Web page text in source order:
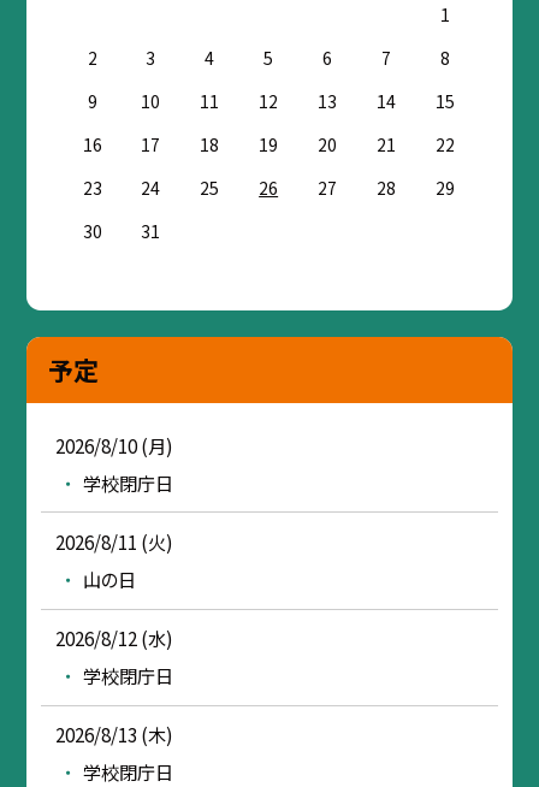
1
2
3 4 5 6 7
8
9
10 11 12 13 14
15
16
17 18 19 20 21
22
23
24 25 26 27 28
29
30
31
予定
2026/8/10 (月)
学校閉庁日
2026/8/11 (火)
山の日
2026/8/12 (水)
学校閉庁日
2026/8/13 (木)
学校閉庁日